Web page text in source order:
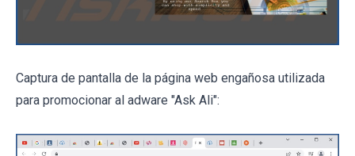
Captura de pantalla de la página web engañosa utilizada
para promocionar al adware "Ask Ali":